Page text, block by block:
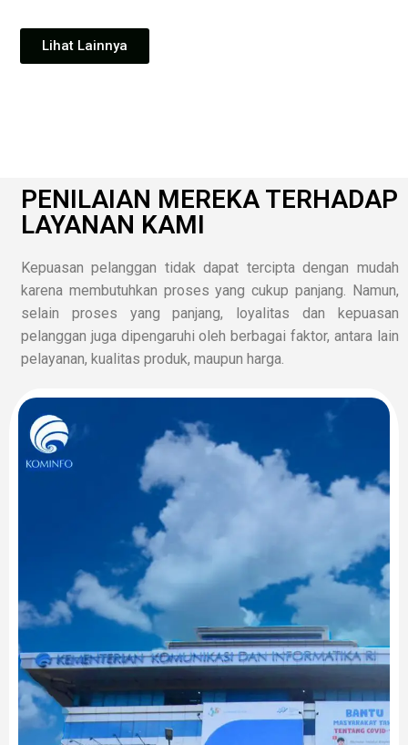
Lihat Lainnya
PENILAIAN MEREKA TERHADAP
LAYANAN KAMI
Kepuasan pelanggan tidak dapat tercipta dengan mudah
karena membutuhkan proses yang cukup panjang. Namun,
selain proses yang panjang, loyalitas dan kepuasan
pelanggan juga dipengaruhi oleh berbagai faktor, antara lain
pelayanan, kualitas produk, maupun harga.